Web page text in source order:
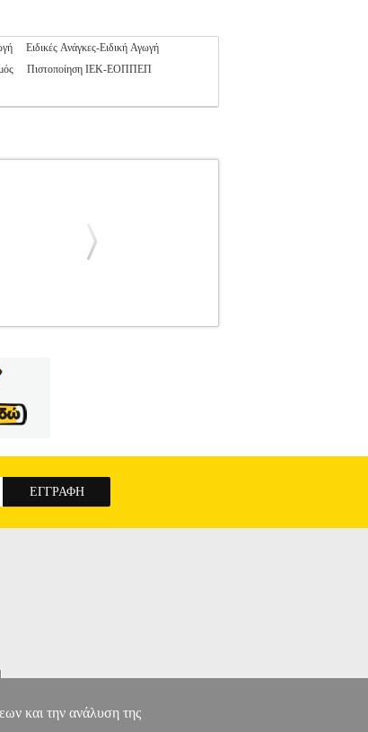
Ειδικές Ανάγκες-Ειδική Αγωγή
Πιστοποίηση ΙΕΚ-ΕΟΠΠΕΠ
ΚΑΝΑΚΙΔΟΥ ΕΛΕΝΗ,
Σε έναν κόσμο που αποκτά ολοένα
υποβάθμιση του περιβάλλοντος, η βία,
μια χώρα, μια κοινότητα ή μια
εκτός από ηθικοφιλοσοφικά
δεν είναι συγκρουσιακή, αλλά μια
οραμάτων για έναν καλύτερο κόσμο. Η
των οικουμενικών και
και την ανάλυση της